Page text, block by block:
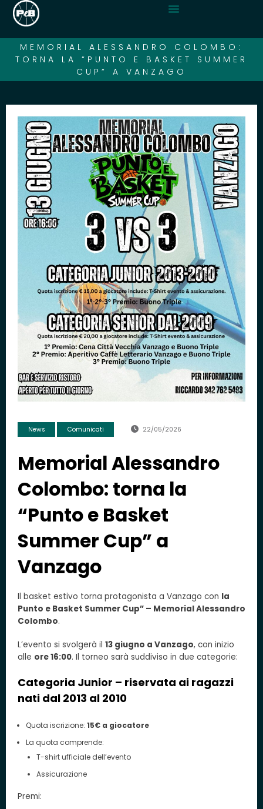
MEMORIAL ALESSANDRO COLOMBO:
TORNA LA “PUNTO E BASKET SUMMER
CUP” A VANZAGO
News Comunicati 22/05/2026
Memorial Alessandro
Colombo: torna la
“Punto e Basket
Summer Cup” a
Vanzago
Il basket estivo torna protagonista a Vanzago con la
Punto e Basket Summer Cup” – Memorial Alessandro
Colombo.
L’evento si svolgerà il 13 giugno a Vanzago, con inizio
alle ore 16:00. Il torneo sarà suddiviso in due categorie:
Categoria Junior – riservata ai ragazzi
nati dal 2013 al 2010
Quota iscrizione: 15€ a giocatore
La quota comprende:
T-shirt ufficiale dell’evento
Assicurazione
Premi: